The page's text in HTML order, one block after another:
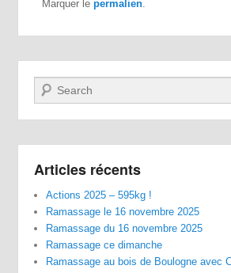
Marquer lepermalien
Recherche
Articles récents
Actions 2025 – 595kg !
Ramassage le 16 novembre 2025
Ramassage du 16 novembre 2025
Ramassage ce dimanche
Ramassage au bois de Boulogne avec